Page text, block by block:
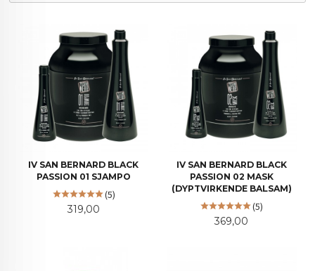
IV SAN BERNARD BLACK
PASSION 01 SJAMPO
(5)
Pris
319,00
IV SAN BERNARD BLACK
PASSION 02 MASK
(DYPTVIRKENDE BALSAM)
(5)
Pris
369,00